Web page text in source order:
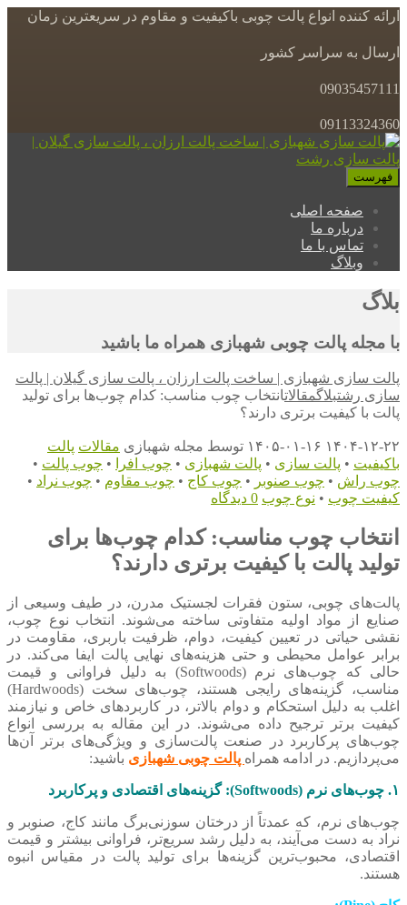
ارائه کننده انواع پالت چوبی باکیفیت و مقاوم در سریعترین زمان
ارسال به سراسر کشور
09035457111
09113324360
فهرست
صفحه اصلی
درباره ما
تماس با ما
وبلاگ
بلاگ
با مجله پالت چوبی شهبازی همراه ما باشید
پالت سازی شهبازی | ساخت پالت ارزان ، پالت سازی گیلان | پالت
سازی رشتبلاگمقالاتانتخاب چوب مناسب: کدام چوب‌ها برای تولید
پالت با کیفیت برتری دارند؟
۱۴۰۴-۱۲-۲۲ ۱۴۰۵-۰۱-۱۶ توسط مجله شهبازی مقالات پالت
باکیفیت • پالت سازی • پالت شهبازی • چوب افرا • چوب پالت •
چوب راش • چوب صنوبر • چوب کاج • چوب مقاوم • چوب نراد •
کیفیت چوب • نوع چوب 0 دیدگاه
انتخاب چوب مناسب: کدام چوب‌ها برای
تولید پالت با کیفیت برتری دارند؟
پالت‌های چوبی، ستون فقرات لجستیک مدرن، در طیف وسیعی از
صنایع از مواد اولیه متفاوتی ساخته می‌شوند. انتخاب نوع چوب،
نقشی حیاتی در تعیین کیفیت، دوام، ظرفیت باربری، مقاومت در
برابر عوامل محیطی و حتی هزینه‌های نهایی پالت ایفا می‌کند. در
حالی که چوب‌های نرم (Softwoods) به دلیل فراوانی و قیمت
مناسب، گزینه‌های رایجی هستند، چوب‌های سخت (Hardwoods)
اغلب به دلیل استحکام و دوام بالاتر، در کاربردهای خاص و نیازمند
کیفیت برتر ترجیح داده می‌شوند. در این مقاله به بررسی انواع
چوب‌های پرکاربرد در صنعت پالت‌سازی و ویژگی‌های برتر آن‌ها
می‌پردازیم. در ادامه همراه پالت چوبی شهبازی باشید:
۱. چوب‌های نرم (Softwoods): گزینه‌های اقتصادی و پرکاربرد
چوب‌های نرم، که عمدتاً از درختان سوزنی‌برگ مانند کاج، صنوبر و
نراد به دست می‌آیند، به دلیل رشد سریع‌تر، فراوانی بیشتر و قیمت
اقتصادی، محبوب‌ترین گزینه‌ها برای تولید پالت در مقیاس انبوه
هستند.